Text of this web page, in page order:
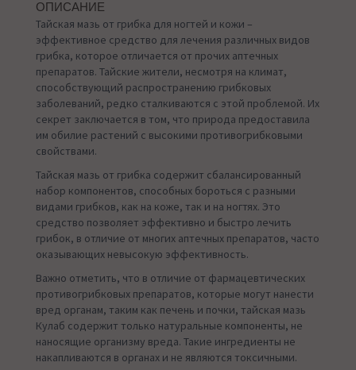
ОПИСАНИЕ
Тайская мазь от грибка для ногтей и кожи –
эффективное средство для лечения различных видов
грибка, которое отличается от прочих аптечных
препаратов. Тайские жители, несмотря на климат,
способствующий распространению грибковых
заболеваний, редко сталкиваются с этой проблемой. Их
секрет заключается в том, что природа предоставила
им обилие растений с высокими противогрибковыми
свойствами.
Тайская мазь от грибка содержит сбалансированный
набор компонентов, способных бороться с разными
видами грибков, как на коже, так и на ногтях. Это
средство позволяет эффективно и быстро лечить
грибок, в отличие от многих аптечных препаратов, часто
оказывающих невысокую эффективность.
Важно отметить, что в отличие от фармацевтических
противогрибковых препаратов, которые могут нанести
вред органам, таким как печень и почки, тайская мазь
Кулаб содержит только натуральные компоненты, не
наносящие организму вреда. Такие ингредиенты не
накапливаются в органах и не являются токсичными.